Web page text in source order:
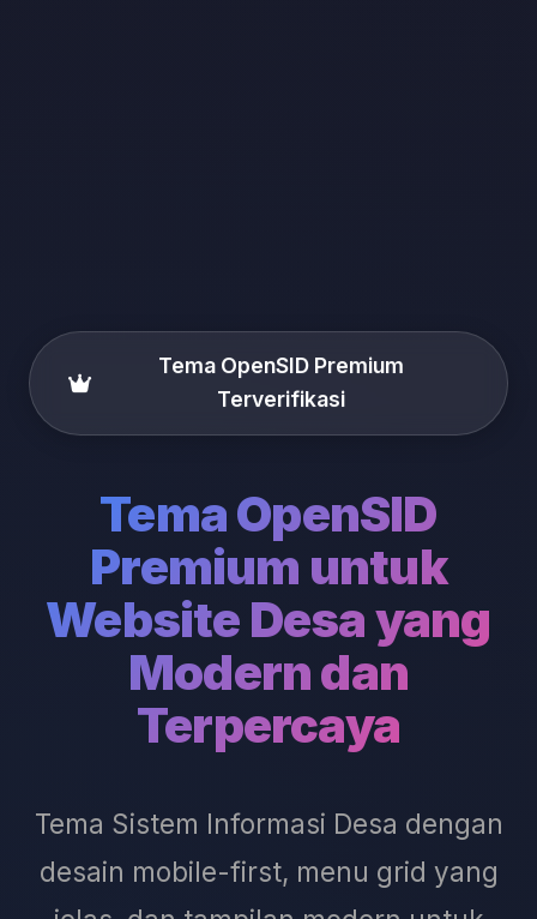
Tema OpenSID Premium
Terverifikasi
Tema OpenSID
Premium untuk
Website Desa yang
Modern dan
Terpercaya
Tema Sistem Informasi Desa dengan
desain mobile-first, menu grid yang